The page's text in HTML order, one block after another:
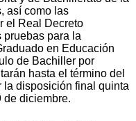
así como las
el Real Decreto
pruebas para la
en Educación
de Bachiller por
hasta el término del
la disposición final quinta
de diciembre.